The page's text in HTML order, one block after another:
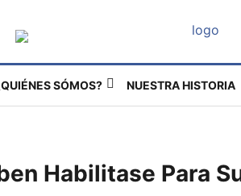
SÓMOS? NUESTRA HISTORIA
Habilitase Para